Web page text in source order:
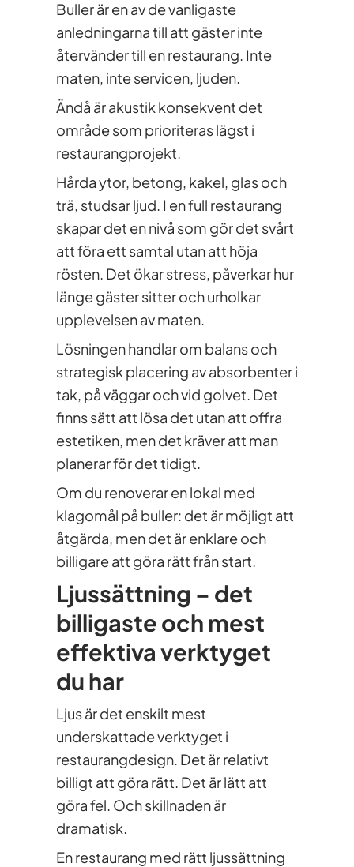
Buller är en av de vanligaste
anledningarna till att gäster inte
återvänder till en restaurang. Inte
maten, inte servicen, ljuden.
Ändå är akustik konsekvent det
område som prioriteras lägst i
restaurangprojekt.
Hårda ytor, betong, kakel, glas och
trä, studsar ljud. I en full restaurang
skapar det en nivå som gör det svårt
att föra ett samtal utan att höja
rösten. Det ökar stress, påverkar hur
länge gäster sitter och urholkar
upplevelsen av maten.
Lösningen handlar om balans och
strategisk placering av absorbenter i
tak, på väggar och vid golvet. Det
finns sätt att lösa det utan att offra
estetiken, men det kräver att man
planerar för det tidigt.
Om du renoverar en lokal med
klagomål på buller: det är möjligt att
åtgärda, men det är enklare och
billigare att göra rätt från start.
Ljussättning – det
billigaste och mest
effektiva verktyget
du har
Ljus är det enskilt mest
underskattade verktyget i
restaurangdesign. Det är relativt
billigt att göra rätt. Det är lätt att
göra fel. Och skillnaden är
dramatisk.
En restaurang med rätt ljussättning